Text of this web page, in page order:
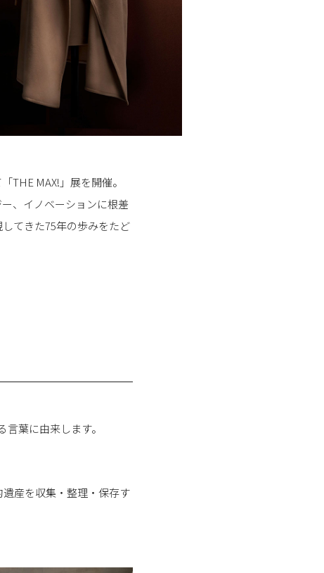
THE MAX!」展を開催。
、イノベーションに根差
てきた75年の歩みをたど
葉に由来します。
産を収集・整理・保存す